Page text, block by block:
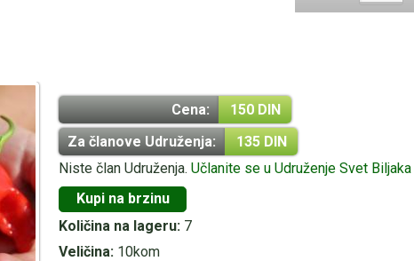
Cena:
150 DIN
Za članove Udruženja:
135 DIN
Niste član Udruženja. Učlanite se u Udruženje Svet Biljaka
Kupi na brzinu
Količina na lageru: 7
Veličina: 10kom